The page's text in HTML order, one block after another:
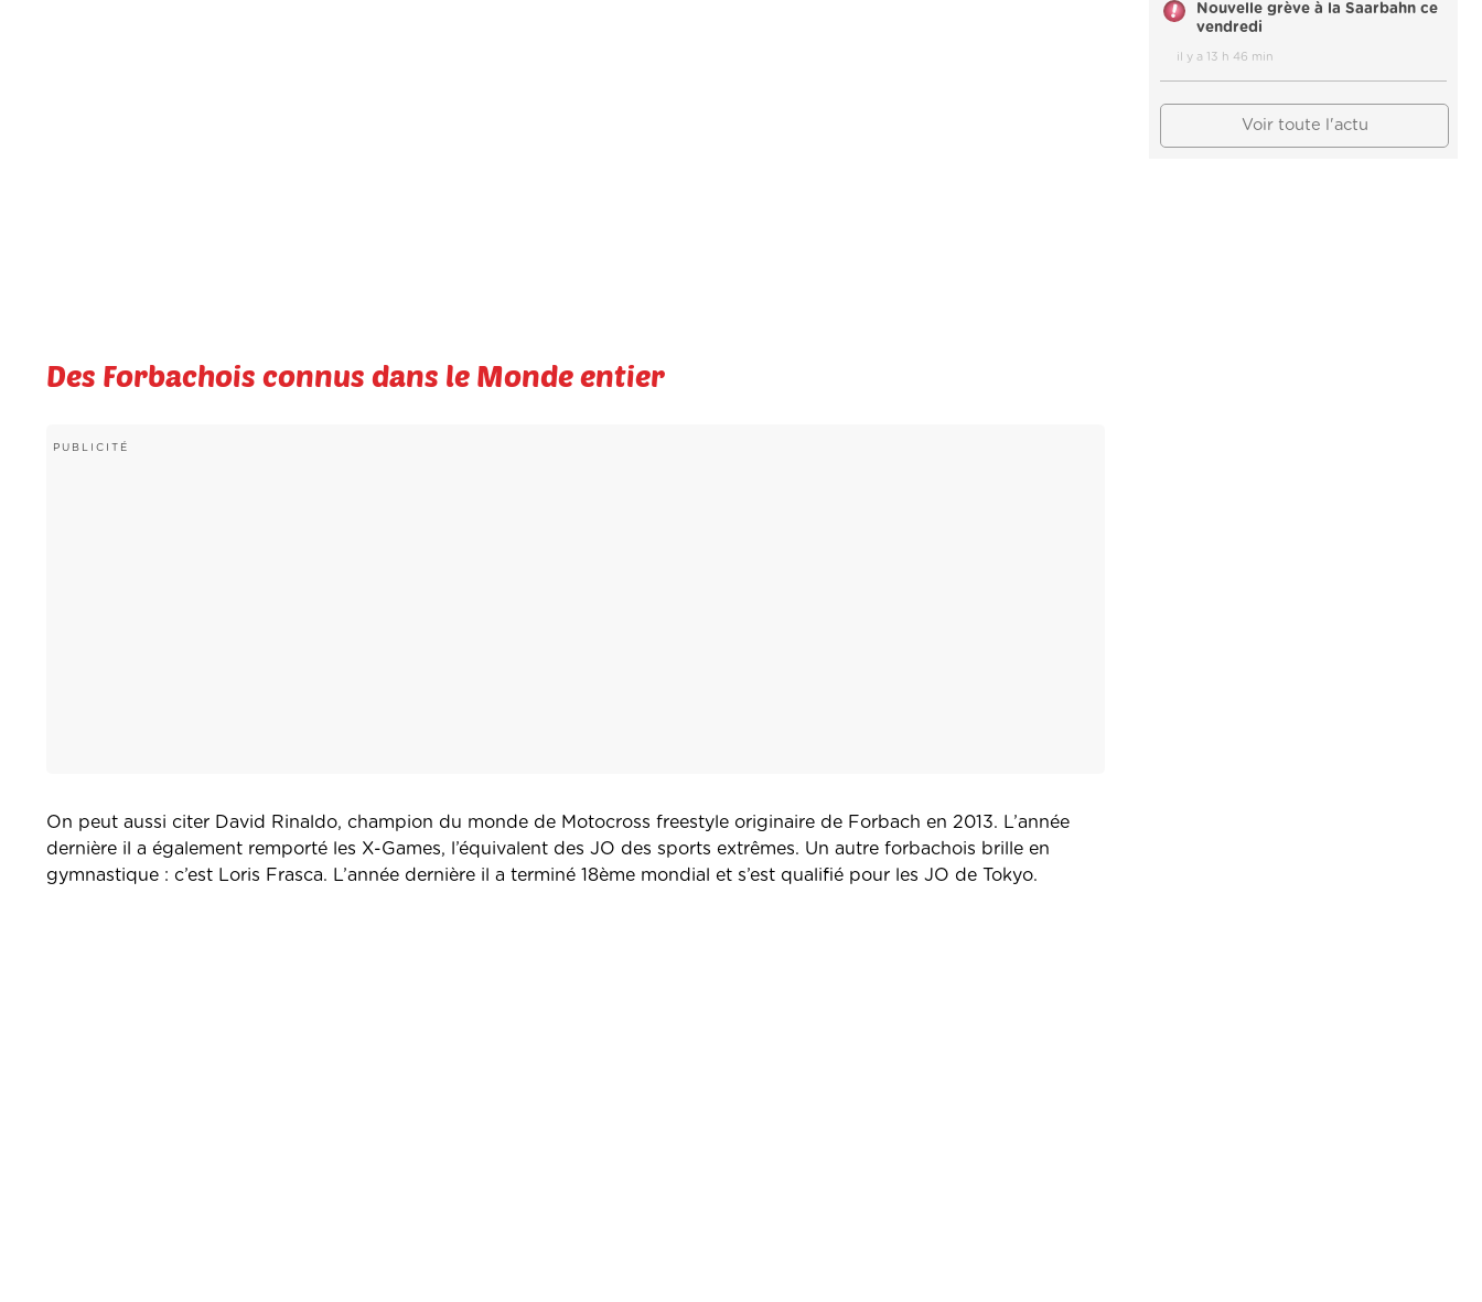
Des Forbachois connus dans le Monde entier
On peut aussi citer David Rinaldo, champion du monde de Motocross freestyle originaire de Forbach en 2013. L’année
dernière il a également remporté les X-Games, l’équivalent des JO des sports extrêmes. Un autre forbachois brille en
gymnastique : c’est Loris Frasca. L’année dernière il a terminé 18ème mondial et s’est qualifié pour les JO de Tokyo.
Nouvelle grève à la Saarbahn ce
vendredi
il y a 13 h 46 min
Voir toute l'actu